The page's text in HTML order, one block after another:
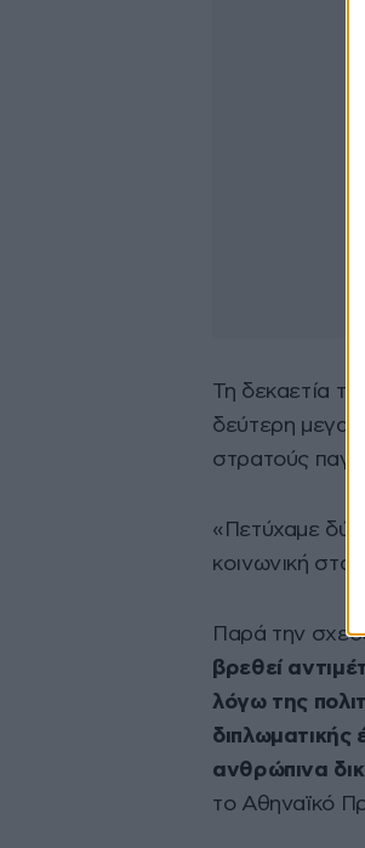
Τη δεκαετία
δεύτερη
στρατούς
«Πετύχαμε δύο
κοινωνική
Παρά την
βρεθεί
λόγω της
διπλωματικής
ανθρώπινα
το Αθηναϊκό